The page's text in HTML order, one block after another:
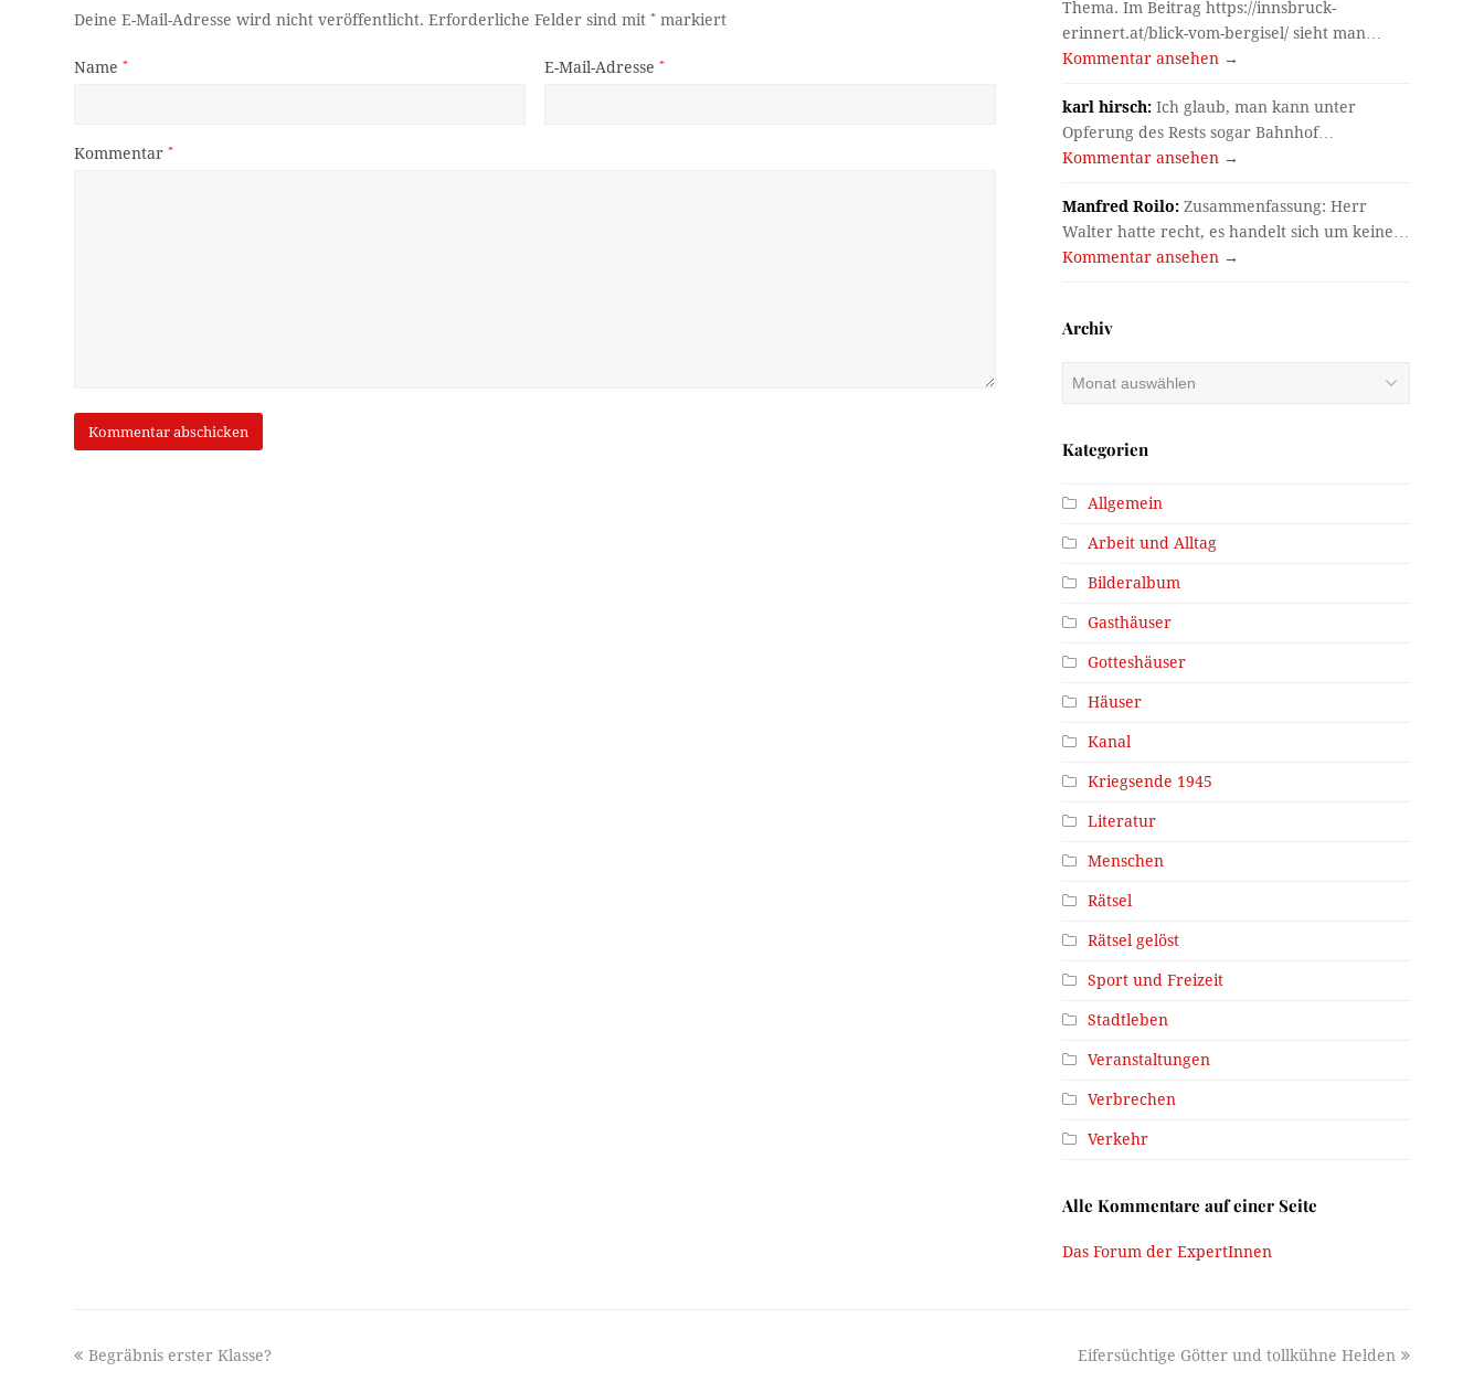
Deine E-Mail-Adresse wird nicht veröffentlicht. Erforderliche Felder sind mit* markiert
Name* E-Mail-Adresse *
Kommentar*
Thema. Im Beitrag https://innsbruck-
erinnert.at/blick-vom-bergisel/ sieht man…
Kommentar ansehen →
karl hirsch: Ich glaub, man kann unter
Opferung des Rests sogar Bahnhof…
Kommentar ansehen →
Manfred Roilo: Zusammenfassung: Herr
Walter hatte recht, es handelt sich um keine…
Kommentar ansehen →
Archiv
Archiv
Kategorien
Allgemein
Arbeit und Alltag
Bilderalbum
Gasthäuser
Gotteshäuser
Häuser
Kanal
Kriegsende 1945
Literatur
Menschen
Rätsel
Rätsel gelöst
Sport und Freizeit
Stadtleben
Veranstaltungen
Verbrechen
Verkehr
Alle Kommentare auf einer Seite
Das Forum der ExpertInnen
previous
Begräbnis erster Klasse?
next
Eifersüchtige Götter und tollkühne Helden